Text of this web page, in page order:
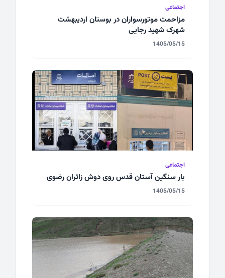
اجتماعی
مزاحمت موتورسواران در بوستان اردیبهشت
شهرک شهید رجایی
1405/05/15
اجتماعی
بار سنگین آستان قدس روی دوش زائران رضوی
1405/05/15